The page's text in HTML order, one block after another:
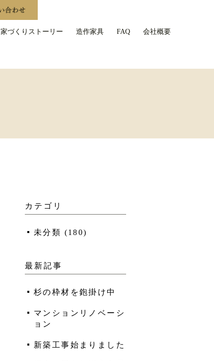
家づくりストーリー 造作家具 FAQ
会社概要
カテゴリ
未分類 (180)
最新記事
杉の枠材を鉋掛け中
マンションリノベーシ
ョン
新築工事始まりました